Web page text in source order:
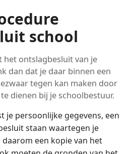
school
het ontslagbesluit van je
dan dat je daar binnen een
tegen kan maken door
dienen bij je schoolbestuur.
je persoonlijke gegevens, een
staan waartegen je
een kopie van het